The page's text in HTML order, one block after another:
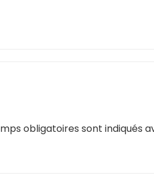
obligatoires sont indiqués